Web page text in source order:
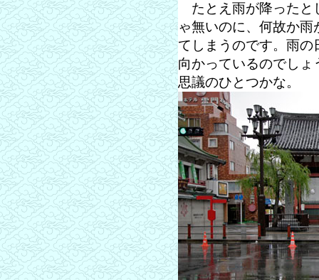
たとえ雨が降ったと
ゃ無いのに、何故か雨
てしまうのです。雨
向かっているのでし
思議のひとつかな。